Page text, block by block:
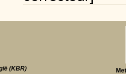
(KBR)